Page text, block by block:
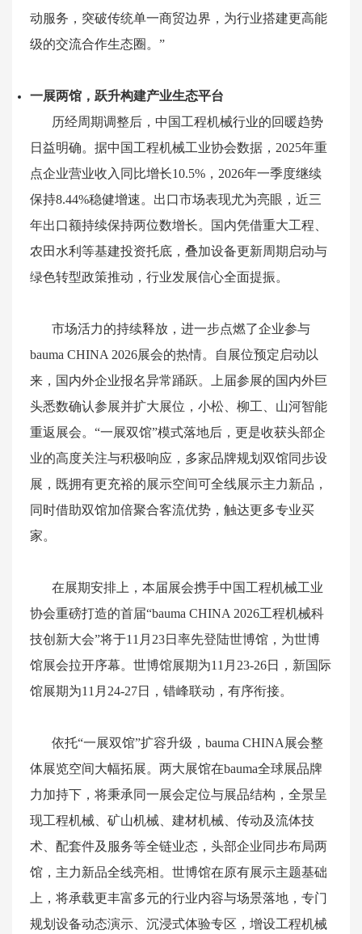
动服务，突破传统单一商贸边界，为行业搭建更高能
级的交流合作生态圈。”
一展两馆，跃升构建产业生态平台
历经周期调整后，中国工程机械行业的回暖趋势
日益明确。据中国工程机械工业协会数据，2025年重
点企业营业收入同比增长10.5%，2026年一季度继续
保持8.44%稳健增速。出口市场表现尤为亮眼，近三
年出口额持续保持两位数增长。国内凭借重大工程、
农田水利等基建投资托底，叠加设备更新周期启动与
绿色转型政策推动，行业发展信心全面提振。
市场活力的持续释放，进一步点燃了企业参与
bauma CHINA 2026展会的热情。自展位预定启动以
来，国内外企业报名异常踊跃。上届参展的国内外巨
头悉数确认参展并扩大展位，小松、柳工、山河智能
重返展会。“一展双馆”模式落地后，更是收获头部企
业的高度关注与积极响应，多家品牌规划双馆同步设
展，既拥有更充裕的展示空间可全线展示主力新品，
同时借助双馆加倍聚合客流优势，触达更多专业买
家。
在展期安排上，本届展会携手中国工程机械工业
协会重磅打造的首届“bauma CHINA 2026工程机械科
技创新大会”将于11月23日率先登陆世博馆，为世博
馆展会拉开序幕。世博馆展期为11月23-26日，新国际
馆展期为11月24-27日，错峰联动，有序衔接。
依托“一展双馆”扩容升级， bauma CHINA 展会整
体展览空间大幅拓展。两大展馆在bauma全球展品牌
力加持下，将秉承同一展会定位与展品结构，全景呈
现工程机械、矿山机械、建材机械、传动及流体技
术、配套件及服务等全链业态，头部企业同步布局两
馆，主力新品全线亮相。世博馆在原有展示主题基础
上，将承载更丰富多元的行业内容与场景落地，专门
规划设备动态演示、沉浸式体验专区，增设工程机械